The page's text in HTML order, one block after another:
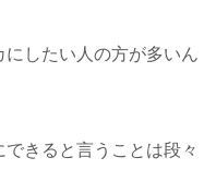
したい人の方が多いん
きると言うことは段々